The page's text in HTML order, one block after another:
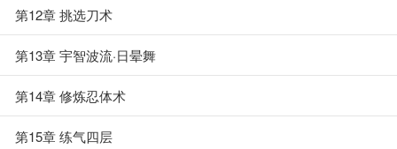
第12章 挑选刀术
第13章 宇智波流·日晕舞
第14章 修炼忍体术
第15章 练气四层